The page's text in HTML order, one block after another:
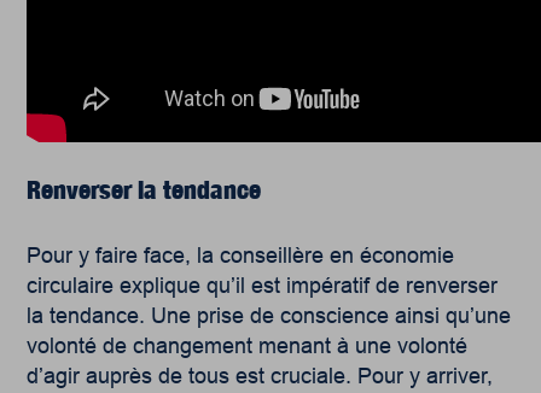
Renverser la tendance
Pour y faire face, la conseillère en économie
circulaire explique qu’il est impératif de renverser
la tendance. Une prise de conscience ainsi qu’une
volonté de changement menant à une volonté
d’agir auprès de tous est cruciale. Pour y arriver,